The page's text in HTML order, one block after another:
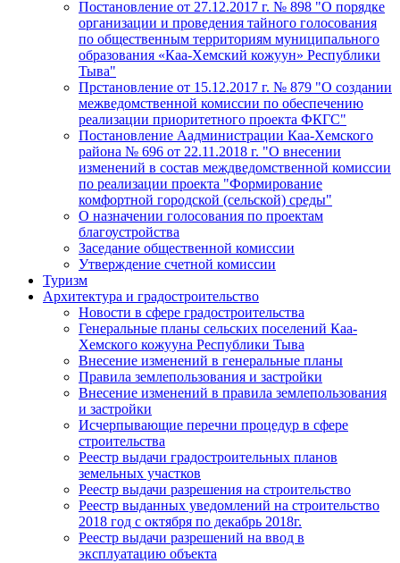
Постановление от 27.12.2017 г. № 898 "О порядке
организации и проведения тайного голосования
по общественным территориям муниципального
образования «Каа-Хемский кожуун» Республики
Тыва"
Прстановление от 15.12.2017 г. № 879 "О создании
межведомственной комиссии по обеспечению
реализации приоритетного проекта ФКГС"
Постановление Аадминистрации Каа-Хемского
района № 696 от 22.11.2018 г. "О внесении
изменений в состав междведомственной комиссии
по реализации проекта "Формирование
комфортной городской (сельской) среды"
О назначении голосования по проектам
благоустройства
Заседание общественной комиссии
Утверждение счетной комиссии
Туризм
Архитектура и градостроительство
Новости в сфере градостроительства
Генеральные планы сельских поселений Каа-
Хемского кожууна Республики Тыва
Внесение изменений в генеральные планы
Правила землепользования и застройки
Внесение изменений в правила землепользования
и застройки
Исчерпывающие перечни процедур в сфере
строительства
Реестр выдачи градостроительных планов
земельных участков
Реестр выдачи разрешения на строительство
Реестр выданных уведомлений на строительство
2018 год с октября по декабрь 2018г.
Реестр выдачи разрешений на ввод в
эксплуатацию объекта